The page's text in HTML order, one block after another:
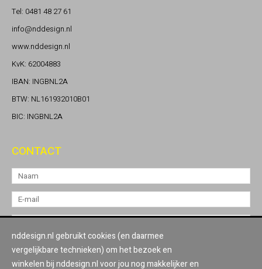
Tel: 0481 48 27 61
info@nddesign.nl
www.nddesign.nl
KvK: 62004883
IBAN: INGBNL2A
BTW: NL161932010B01
BIC: INGBNL2A
CONTACT
nddesign.nl gebruikt cookies (en daarmee
vergelijkbare technieken) om het bezoek en
winkelen bij nddesign.nl voor jou nog makkelijker en